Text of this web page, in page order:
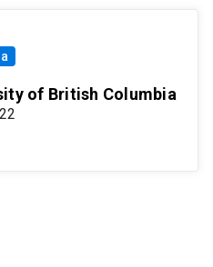
of British Columbia